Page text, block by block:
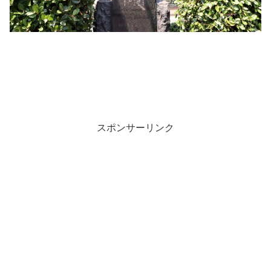
スポンサーリンク